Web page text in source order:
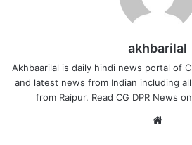
akhbarilal
Akhbaarilal is daily hindi news portal of
and latest news from Indian including
from Raipur. Read CG DPR News